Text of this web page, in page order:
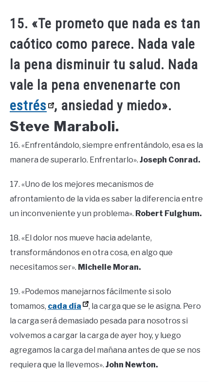
15. «Te prometo que nada es tan
caótico como parece. Nada vale
la pena disminuir tu salud. Nada
vale la pena envenenarte con
estrés , ansiedad y miedo».
Steve Maraboli.
16. «Enfrentándolo, siempre enfrentándolo, esa es la
manera de superarlo. Enfrentarlo». Joseph Conrad.
17. «Uno de los mejores mecanismos de
afrontamiento de la vida es saber la diferencia entre
un inconveniente y un problema». Robert Fulghum.
18. «El dolor nos mueve hacia adelante,
transformándonos en otra cosa, en algo que
necesitamos ser». Michelle Moran.
19. «Podemos manejarnos fácilmente si solo
tomamos, cada día
, la carga que se le asigna. Pero
la carga será demasiado pesada para nosotros si
volvemos a cargar la carga de ayer hoy, y luego
agregamos la carga del mañana antes de que se nos
requiera que la llevemos». John Newton.